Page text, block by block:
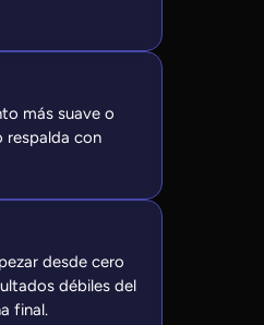
más suave o
respalda con
desde cero
débiles del
final.